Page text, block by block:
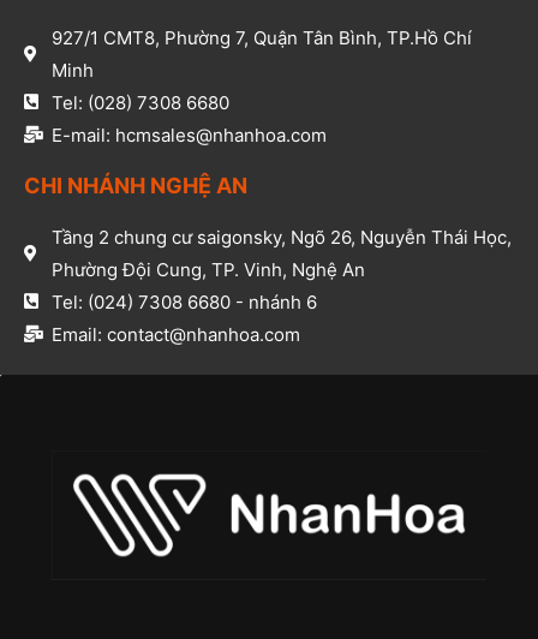
927/1 CMT8, Phường 7, Quận Tân Bình, TP.Hồ Chí
Minh​
Tel: (028) 7308 6680​
E-mail: hcmsales@nhanhoa.com​
CHI NHÁNH NGHỆ AN​
Tầng 2 chung cư saigonsky, Ngõ 26, Nguyễn Thái Học,
Phường Đội Cung, TP. Vinh, Nghệ An​
Tel: (024) 7308 6680 - nhánh 6​
Email: contact@nhanhoa.com​